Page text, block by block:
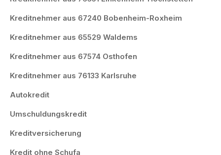
Kreditnehmer aus 67240 Bobenheim-Roxheim
Kreditnehmer aus 65529 Waldems
Kreditnehmer aus 67574 Osthofen
Kreditnehmer aus 76133 Karlsruhe
Autokredit
Umschuldungskredit
Kreditversicherung
Kredit ohne Schufa